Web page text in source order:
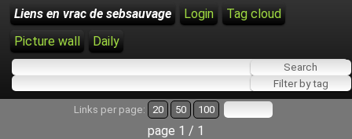
Liens en vrac de sebsauvage Login
Tag cloud
Picture wall
Daily
Links per page: 20 50 100
page 1 / 1